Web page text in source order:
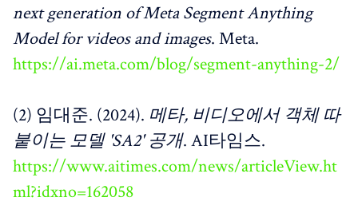
next generation of Meta Segment Anything
Model for videos and images. Meta.
https://ai.meta.com/blog/segment-anything-2/
(2) 임대준. (2024). 메타, 비디오에서 객체 따
붙이는 모델 'SA2' 공개. AI타임스.
https://www.aitimes.com/news/articleView.ht
ml?idxno=162058